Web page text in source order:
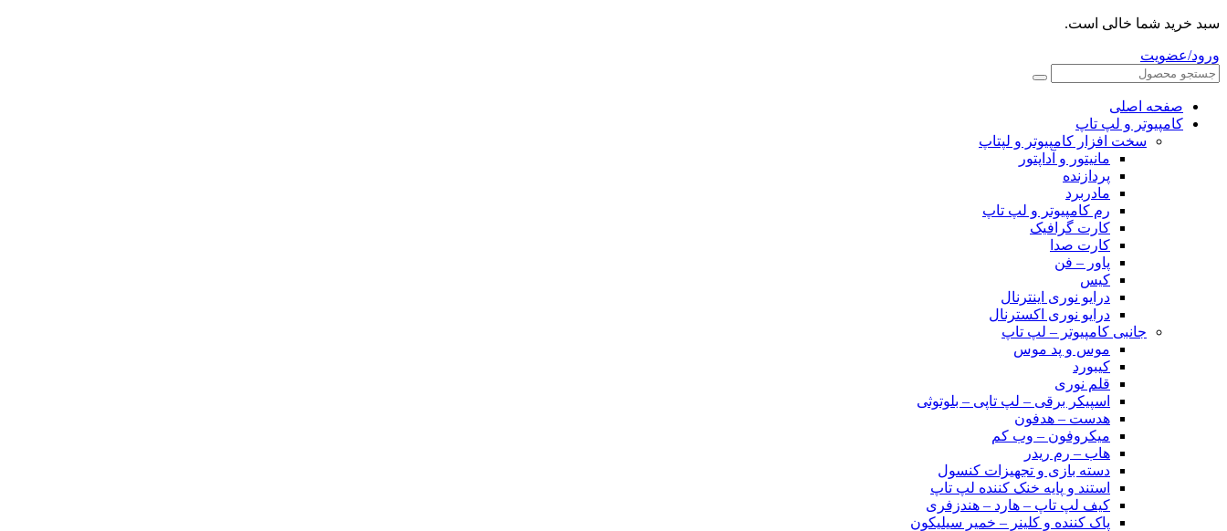
سبد خرید شما خالی است.
ورود/عضویت
صفحه اصلی
کامپیوتر و‌‌‌‌‌ لپ تاپ
سخت افزار کامپیوتر و لپتاپ
مانیتور و آداپتور
پردازنده
مادربرد
رم کامپیوتر و لپ تاپ
کارت گرافیک
کارت صدا
پاور – فن
کیس
درایو نوری اینترنال
درایو نوری اکسترنال
جانبی کامپیوتر – لپ تاپ
موس و پد موس
کیبورد
قلم نوری
اسپیکر برقی – لپ تاپی – بلوتوثی
هدست – هدفون
میکروفون – وب کم
هاب – رم ریدر
دسته بازی و تجهیزات کنسول
استند و پایه خنک کننده لپ تاپ
کیف لپ تاپ – هارد – هندزفری
پاک کننده و کلینر – خمیر سیلیکون